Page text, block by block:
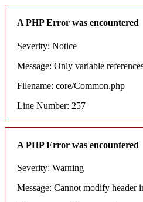
A PHP Error was encountered
Severity: Notice
Message: Only variable
Filename: core/Common.php
Line Number: 257
A PHP Error was encountered
Severity: Warning
Message: Cannot modify header